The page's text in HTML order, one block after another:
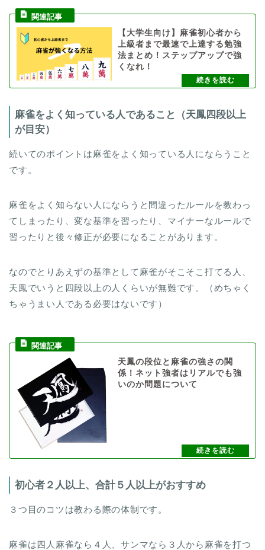
【大学生向け】麻雀初心者から
上級者まで最速で上達する勉強
法まとめ！ステップアップで強
くなれ！
麻雀をよく知っている人であること（天鳳四段以上
が目安）
続いてのポイントは麻雀をよく知っている人にならうこと
です。
麻雀をよく知らない人にならうと間違ったルールを教わっ
てしまったり、変な基準を習ったり、マイナーなルールで
習ったりと後々修正が必要になることがあります。
なのでとりあえずの基準として麻雀がそこそこ打てる人、
天鳳でいうと四段以上の人くらいが無難です。（めちゃく
ちゃうまい人である必要はないです）
天鳳の段位と麻雀の強さの関
係！ネット強者はリアルでも強
いのか問題について
初心者２人以上、合計５人以上がおすすめ
３つ目のコツは教わる際の体制です。
麻雀は四人麻雀なら４人、サンマなら３人から麻雀を打つ